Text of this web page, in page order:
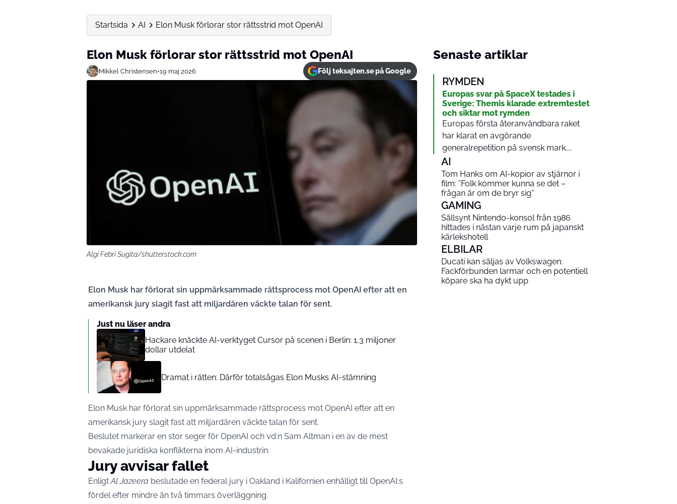
Startsida AI Elon Musk förlorar stor rättsstrid mot OpenAI
Elon Musk förlorar stor rättsstrid mot OpenAI
Mikkel Christensen•19 maj 2026 Följ teksajten.se på Google
Algi Febri Sugita/shutterstock.com
Elon Musk har förlorat sin uppmärksammade rättsprocess mot OpenAI efter att en
amerikansk jury slagit fast att miljardären väckte talan för sent.
Just nu läser andra
Hackare knäckte AI-verktyget Cursor på scenen i Berlin: 1,3 miljoner
dollar utdelat
Dramat i rätten: Därför totalsågas Elon Musks AI-stämning
Elon Musk har förlorat sin uppmärksammade rättsprocess mot OpenAI efter att en
amerikansk jury slagit fast att miljardären väckte talan för sent.
Beslutet markerar en stor seger för OpenAI och vd:n Sam Altman i en av de mest
bevakade juridiska konflikterna inom AI-industrin.
Jury avvisar fallet
EnligtAl Jazeera beslutade en federal jury i Oakland i Kalifornien enhälligt till OpenAI:s
fördel efter mindre än två timmars överläggning.
Senaste artiklar
RYMDEN
Europas svar på SpaceX testades i
Sverige: Themis klarade extremtestet
och siktar mot rymden
Europas första återanvändbara raket
har klarat en avgörande
generalrepetition på svensk mark....
AI
Tom Hanks om AI-kopior av stjärnor i
film: ”Folk kommer kunna se det –
frågan är om de bryr sig”
GAMING
Sällsynt Nintendo-konsol från 1986
hittades i nästan varje rum på japanskt
kärlekshotell
ELBILAR
Ducati kan säljas av Volkswagen:
Fackförbunden larmar och en potentiell
köpare ska ha dykt upp